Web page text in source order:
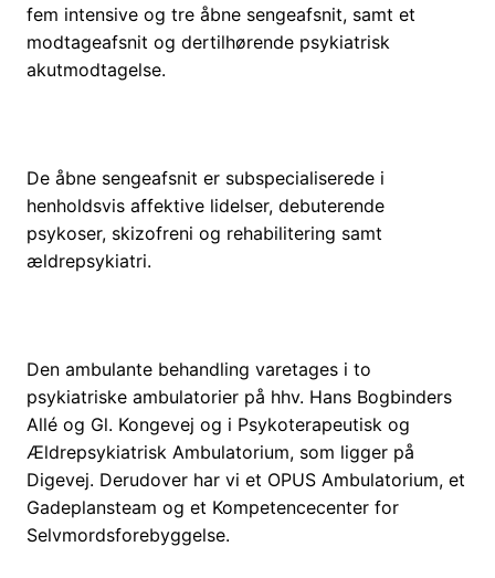
fem intensive og tre åbne sengeafsnit, samt et
modtageafsnit og dertilhørende psykiatrisk
akutmodtagelse.
De åbne sengeafsnit er subspecialiserede i
henholdsvis affektive lidelser, debuterende
psykoser, skizofreni og rehabilitering samt
ældrepsykiatri.
Den ambulante behandling varetages i to
psykiatriske ambulatorier på hhv. Hans Bogbinders
Allé og Gl. Kongevej og i Psykoterapeutisk og
Ældrepsykiatrisk Ambulatorium, som ligger på
Digevej. Derudover har vi et OPUS Ambulatorium, et
Gadeplansteam og et Kompetencecenter for
Selvmordsforebyggelse.